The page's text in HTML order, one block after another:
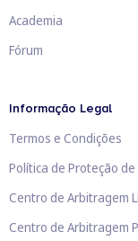
Academia
Fórum
Informação Legal
Termos e Condições
Política de Proteção de
Centro de Arbitragem
Centro de Arbitragem